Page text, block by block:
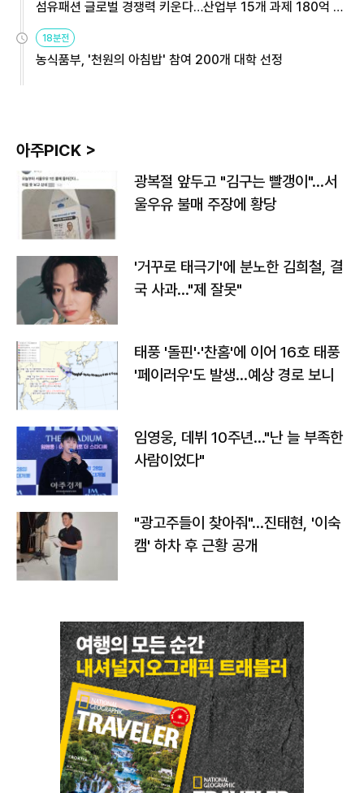
섬유패션 글로벌 경쟁력 키운다…산업부 15개 과제 180억 지
원
18분전
농식품부, '천원의 아침밥' 참여 200개 대학 선정
아주PICK >
광복절 앞두고 "김구는 빨갱이"…서
울우유 불매 주장에 황당
'거꾸로 태극기'에 분노한 김희철, 결
국 사과…"제 잘못"
태풍 '돌핀'·'찬홈'에 이어 16호 태풍
'페이러우'도 발생…예상 경로 보니
임영웅, 데뷔 10주년…"난 늘 부족한
사람이었다"
"광고주들이 찾아줘"…진태현, '이숙
캠' 하차 후 근황 공개